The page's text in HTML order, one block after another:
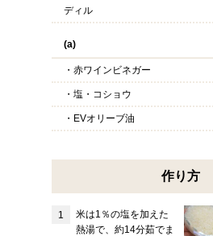
ディル
(a)
・赤ワインビネガー
・塩・コショウ
・EVオリーブ油
作り方
米は1％の塩を加えた
熱湯で、約14分茹でま